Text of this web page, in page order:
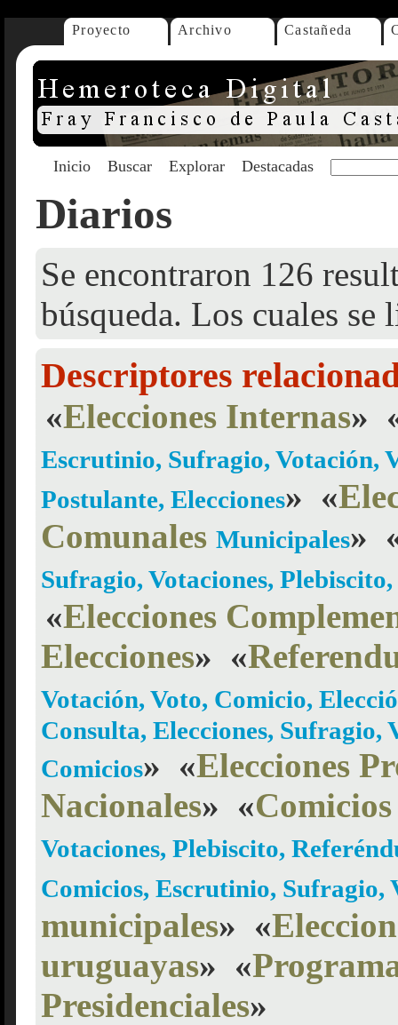
Proyecto Archivo Castañeda
Inicio Buscar Explorar Destacadas
Diarios
Se encontraron 126
búsqueda. Los cuales se
Descriptores
«Elecciones Internas»
Escrutinio, Sufragio, Votación,
Postulante, Elecciones» «
Comunales Municipales»
Sufragio, Votaciones,
«Elecciones
Elecciones» «
Votación, Voto, Comicio,
Consulta, Elecciones, Sufragio,
Comicios» «Elecciones
Nacionales» «Comicios
Votaciones, Plebiscito,
Comicios, Escrutinio, Sufragio,
municipales» «
uruguayas» «
Presidenciales»